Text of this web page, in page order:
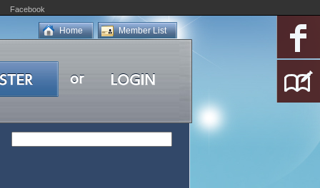
Facebook
Member List
Home